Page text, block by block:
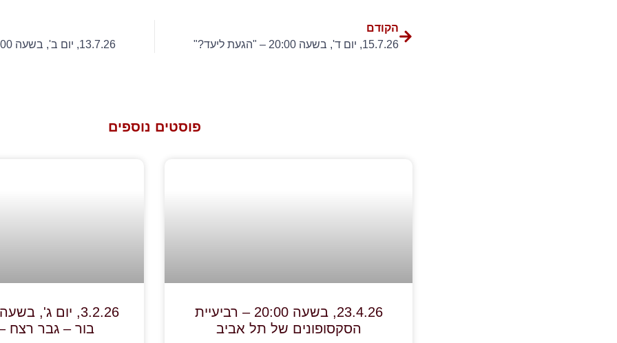
הקודם
15.7.26, יום ד', בשעה 20:00 – "הגעת ליעד?"
13.7.26, יום ב', בשעה 20:00 – "הגעת ליעד?"
פוסטים נוספים
23.4.26, בשעה 20:00 – רביעיית
הסקסופונים של תל אביב
בור – גבר רצח